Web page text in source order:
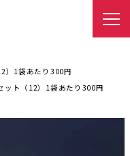
）1袋あたり300円
ット（12）1袋あたり300円